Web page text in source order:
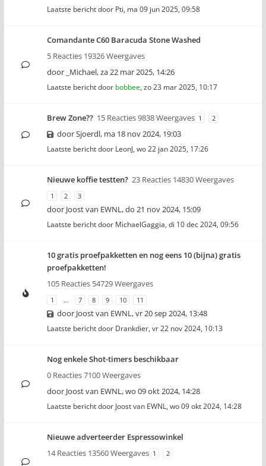
Laatste bericht door Pti, ma 09 jun 2025, 09:58
Comandante C60 Baracuda Stone Washed
5 Reacties 19326 Weergaves
door _Michael,za 22 mar 2025, 14:26
Laatste bericht door bobbee, zo 23 mar 2025, 10:17
Brew Zone?? 15 Reacties 9838 Weergaves 1 2
doorSjoerdl, ma 18 nov 2024, 19:03
Laatste bericht door LeonJ, wo 22 jan 2025, 17:26
Nieuwe koffie testten? 23 Reacties 14830 Weergaves
1 2 3
door Joost van EWNL,do 21 nov 2024, 15:09
Laatste bericht door MichaelGaggia, di 10 dec 2024, 09:56
10 gratis proefpakketten en nog eens 10 (bijna) gratis
proefpakketten!
105 Reacties 54729 Weergaves
1 … 7 8 9 10 11
door Joost van EWNL,vr 20 sep 2024, 13:48
Laatste bericht door Drankdier, vr 22 nov 2024, 10:13
Nog enkele Shot-timers beschikbaar
0 Reacties 7100 Weergaves
door Joost van EWNL,wo 09 okt 2024, 14:28
Laatste bericht door Joost van EWNL, wo 09 okt 2024, 14:28
Nieuwe adverteerder Espressowinkel
14 Reacties 13560 Weergaves 1 2